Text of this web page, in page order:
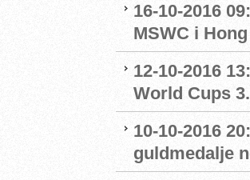
16-10-2016
MSWC i
12-10-2016
World Cups
10-10-2016
guldmedalje